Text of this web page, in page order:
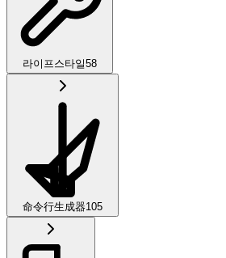
라이프스타일58
命令行生成器105